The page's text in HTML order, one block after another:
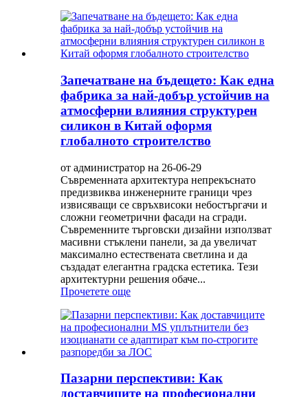
Запечатване на бъдещето: Как една
фабрика за най-добър устойчив на
атмосферни влияния структурен
силикон в Китай оформя
глобалното строителство
от администратор на 26-06-29
Съвременната архитектура непрекъснато
предизвиква инженерните граници чрез
извисяващи се свръхвисоки небостъргачи и
сложни геометрични фасади на сгради.
Съвременните търговски дизайни използват
масивни стъклени панели, за да увеличат
максимално естествената светлина и да
създадат елегантна градска естетика. Тези
архитектурни решения обаче...
Прочетете още
Пазарни перспективи: Как
доставчиците на професионални